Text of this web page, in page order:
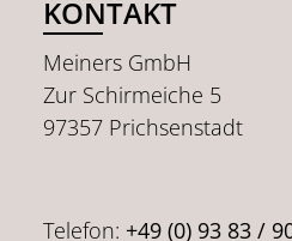
KONTAKT
Meiners GmbH
Zur Schirmeiche 5
97357 Prichsenstadt
Telefon: +49 (0) 93 83 /